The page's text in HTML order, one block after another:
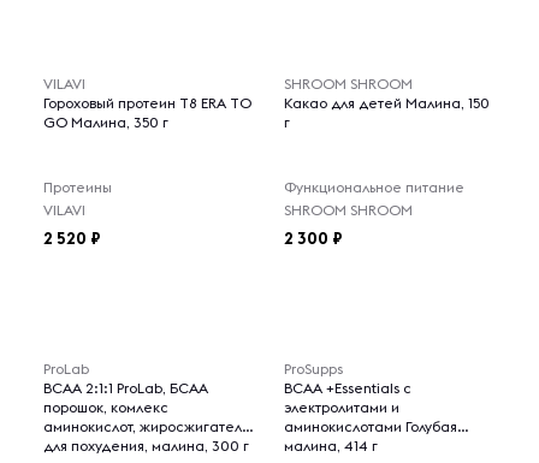
VILAVI
Гороховый протеин T8 ERA TO
GO Малина, 350 г
Протеины
VILAVI
2 520
SHROOM SHROOM
Какао для детей Малина, 150
г
Функциональное питание
SHROOM SHROOM
2 300
ProLab
BCAA 2:1:1 ProLab, БСАА
порошок, комлекс
аминокислот, жиросжигатель
для похудения, малина, 300 г
ProSupps
BCAA +Essentials с
электролитами и
аминокислотами Голубая
малина, 414 г